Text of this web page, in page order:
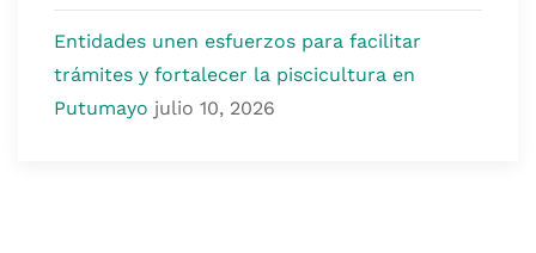
Entidades unen esfuerzos para facilitar
trámites y fortalecer la piscicultura en
Putumayo julio 10, 2026